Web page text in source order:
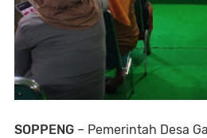
SOPPENG – Pemerintah Desa